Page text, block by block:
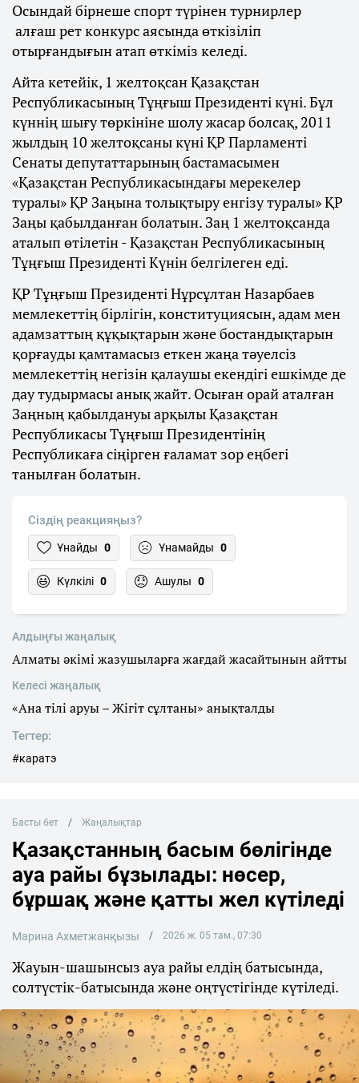
Осындай бірнеше спорт түрінен турнирлер
алғаш рет конкурс аясында өткізіліп
отырғандығын атап өткіміз келеді.
Айта кетейік, 1 желтоқсан Қазақстан
Республикасының Тұңғыш Президенті күні. Бұл
күннің шығу төркініне шолу жасар болсақ, 2011
жылдың 10 желтоқсаны күні ҚР Парламенті
Сенаты депутаттарының бастамасымен
«Қазақстан Республикасындағы мерекелер
туралы» ҚР Заңына толықтыру енгізу туралы» ҚР
Заңы қабылданған болатын. Заң 1 желтоқсанда
аталып өтілетін - Қазақстан Республикасының
Тұңғыш Президенті Күнін белгілеген еді.
ҚР Тұңғыш Президенті Нұрсұлтан Назарбаев
мемлекеттің бірлігін, конституциясын, адам мен
адамзаттың құқықтарын және бостандықтарын
қорғауды қамтамасыз еткен жаңа тәуелсіз
мемлекеттің негізін қалаушы екендігі ешкімде де
дау тудырмасы анық жайт. Осыған орай аталған
Заңның қабылдануы арқылы Қазақстан
Республикасы Тұңғыш Президентінің
Республикаға сіңірген ғаламат зор еңбегі
танылған болатын.
Сіздің реакцияңыз?
Ұнайды 0 Ұнамайды 0
Күлкілі 0 Ашулы 0
Алдыңғы жаңалық
Алматы әкімі жазушыларға жағдай жасайтынын айтты
Келесі жаңалық
«Ана тілі аруы – Жігіт сұлтаны» анықталды
Тегтер:
#каратэ
Басты бет Жаңалықтар
Қазақстанның басым бөлігінде
ауа райы бұзылады: нөсер,
бұршақ және қатты жел күтіледі
Марина Ахметжанқызы 2026 ж. 05 там., 07:30
Жауын-шашынсыз ауа райы елдің батысында,
солтүстік-батысында және оңтүстігінде күтіледі.